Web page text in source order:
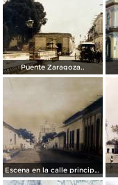
Puente Zaragoza..
Escena en la calle principal.